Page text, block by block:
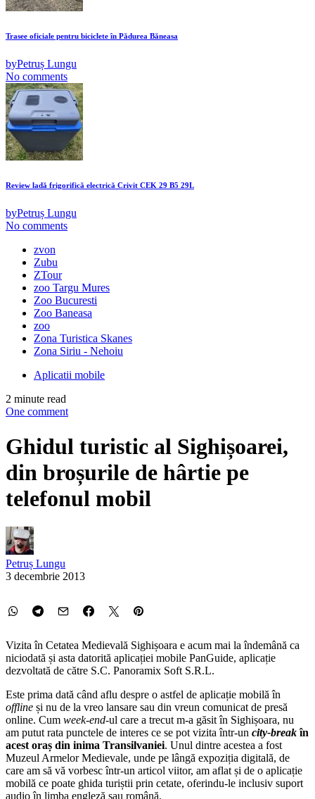
Trasee oficiale pentru biciclete în Pădurea Băneasa
byPetruș Lungu
No comments
Review ladă frigorifică electrică Crivit CEK 29 B5 29L
byPetruș Lungu
No comments
zvon
Zubu
ZTour
zoo Targu Mures
Zoo Bucuresti
Zoo Baneasa
zoo
Zona Turistica Skanes
Zona Siriu - Nehoiu
Aplicatii mobile
2 minute read
One comment
Ghidul turistic al Sighișoarei,
din broșurile de hârtie pe
telefonul mobil
Petruș Lungu
3 decembrie 2013
Vizita în Cetatea Medievală Sighișoara e acum mai la îndemână ca
niciodată și asta datorită aplicației mobile PanGuide, aplicație
dezvoltată de către S.C. Panoramix Soft S.R.L.
Este prima dată când aflu despre o astfel de aplicație mobilă în
offline și nu de la vreo lansare sau din vreun comunicat de presă
online. Cum week-end-ul care a trecut m-a găsit în Sighișoara, nu
am putut rata punctele de interes ce se pot vizita într-un city-breakîn
acest oraș din inima Transilvaniei. Unul dintre acestea a fost
Muzeul Armelor Medievale, unde pe lângă expoziția digitală, de
care am să vă vorbesc într-un articol viitor, am aflat și de o aplicație
mobilă ce poate ghida turiștii prin cetate, oferindu-le inclusiv suport
audio în limba engleză sau română.